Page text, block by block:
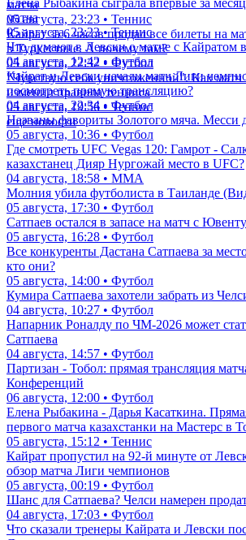
матча
05 августа, 23:23 • Теннис
Кайрат за 6 часов продал все билеты на
в Туркестане. А почему там?
05 августа, 22:32 • Футбол
"Чувствую себя уничтоженной". Как
изменил правила тенниса
05 августа, 19:56 • Теннис
еще новости
Елена Рыбакина сыграла впервые за
матча
05 августа, 23:23 • Теннис
Что думают в Левски о матче с Кайратом
04 августа, 12:42 • Футбол
Кайрат и Левски начали матч Лиги
посмотреть прямую трансляцию?
04 августа, 22:34 • Футбол
Названы фавориты Золотого мяча. Месси
05 августа, 10:36 • Футбол
Где смотреть UFC Vegas 120: Гамрот -
казахстанец Дияр Нургожай место в UFC?
04 августа, 18:58 • ММА
Молния убила футболиста в Таиланде
05 августа, 17:30 • Футбол
Сатпаев остался в запасе на матч с
05 августа, 16:28 • Футбол
Все конкуренты Дастана Сатпаева за
кто они?
05 августа, 14:00 • Футбол
Кумира Сатпаева захотели забрать из
04 августа, 10:27 • Футбол
Напарник Роналду по ЧМ-2026 может
Сатпаева
04 августа, 14:57 • Футбол
Партизан - Тобол: прямая трансляция
Конференций
06 августа, 12:00 • Футбол
Елена Рыбакина - Дарья Касаткина.
первого матча казахстанки на Мастерс в
05 августа, 15:12 • Теннис
Кайрат пропустил на 92-й минуте от
обзор матча Лиги чемпионов
05 августа, 00:19 • Футбол
Шанс для Сатпаева? Челси намерен
04 августа, 17:03 • Футбол
Что сказали тренеры Кайрата и Левски